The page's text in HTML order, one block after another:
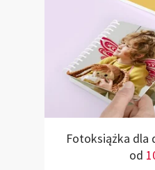
Fotoksiążka dla
od